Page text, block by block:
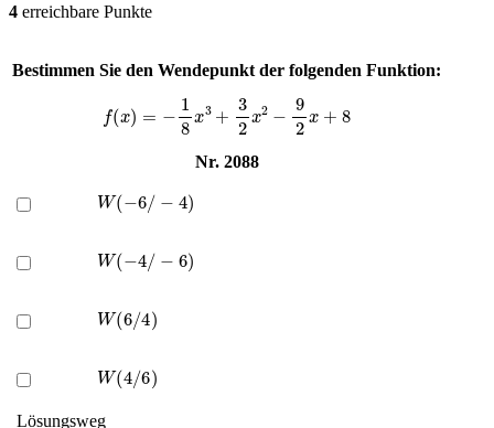
4 erreichbare Punkte
Bestimmen Sie den Wendepunkt der folgenden Funktion:
( 18 x3 + 2 2− 2x
Nr. 2088
W −6 / )
W 4 / )
W(6 /4)
W( 4 /6)
Lösungsweg